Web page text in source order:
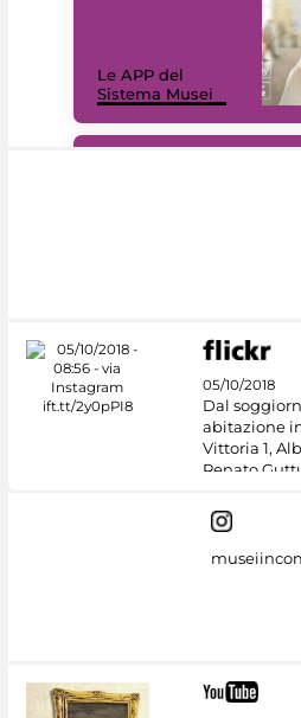
Le APP del
Sistema Musei
05/10/2018
Dal
abitazione
Vittoria 1,
Renato